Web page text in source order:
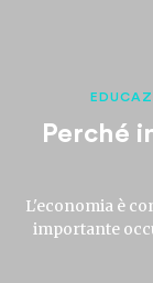
Perché
L'economia è
importante